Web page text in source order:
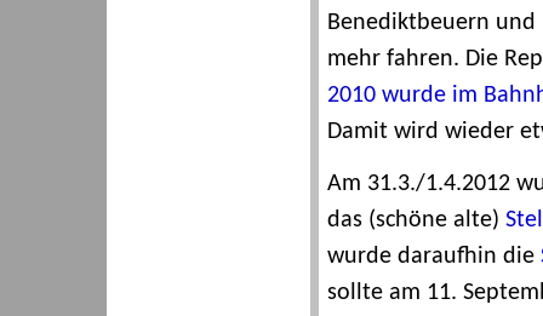
Benediktbeuern und
mehr fahren. Die
2010 wurde im
Damit wird wieder
Am 31.3./1.4.2012
das (schöne alte)
wurde daraufhin die
sollte am 11.